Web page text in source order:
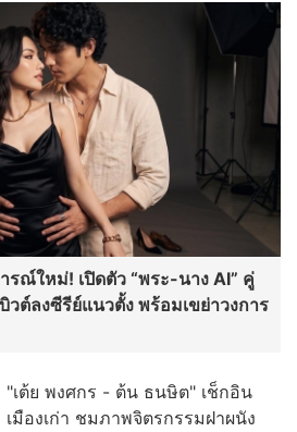
รณ์ใหม่! เปิดตัว “พระ-นาง AI” คู่
วต์ลงซีรีย์แนวตั้ง พร้อมเขย่าวงการ
"เต้ย พงศกร - ต้น ธนษิต" เช็กอิน
เมืองเก่า ชมภาพจิตรกรรมฝาผนัง